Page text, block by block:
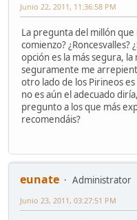
Junio 22, 2011, 11:36:58 PM
La pregunta del millón que
comienzo? ¿Roncesvalles?
opción es la más segura,
seguramente me
otro lado de los Pirineos
no es aún el adecuado
pregunto a los que más
recomendáis?
eunate
Administrator
Junio 23, 2011, 03:27:51 PM